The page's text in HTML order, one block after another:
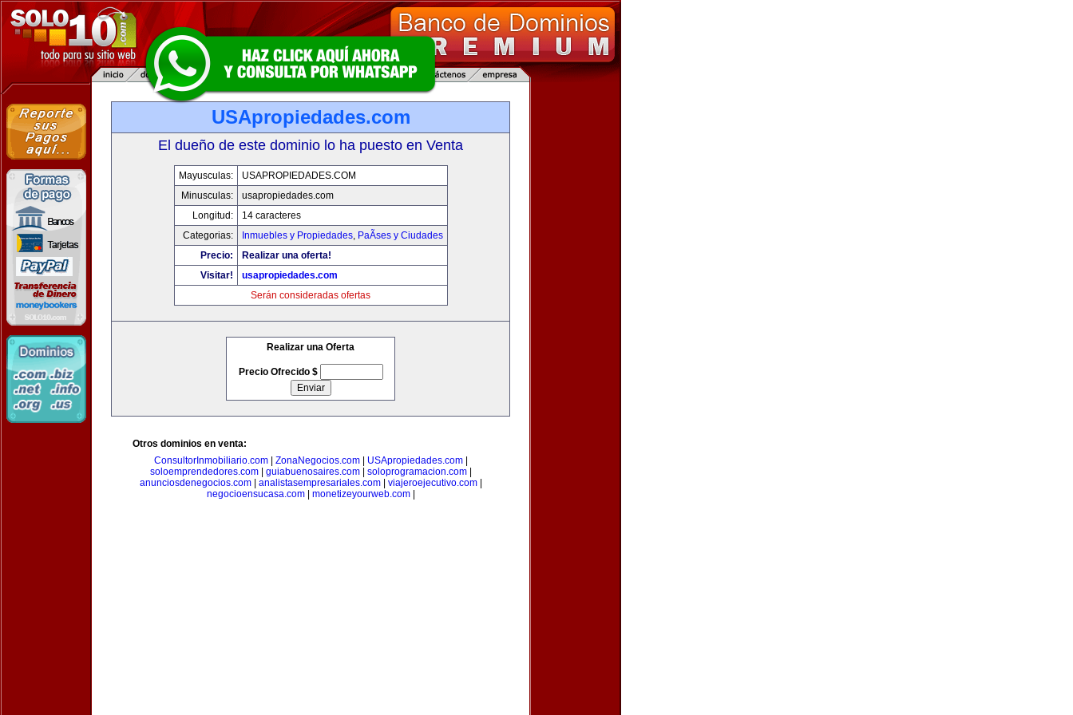
USApropiedades.com
El dueño de este dominio lo ha puesto en Venta
Mayusculas:
USAPROPIEDADES.COM
Minusculas:
usapropiedades.com
Longitud:
14 caracteres
Categorias:
Inmuebles y Propiedades, PaÃ­ses y Ciudades
Precio:
Realizar una oferta!
Visitar!
usapropiedades.com
Serán consideradas ofertas
Realizar una Oferta
Precio Ofrecido $
Otros dominios en venta:
ConsultorInmobiliario.com| ZonaNegocios.com| USApropiedades.com|
soloemprendedores.com| guiabuenosaires.com| soloprogramacion.com|
anunciosdenegocios.com| analistasempresariales.com| viajeroejecutivo.com|
negocioensucasa.com| monetizeyourweb.com|